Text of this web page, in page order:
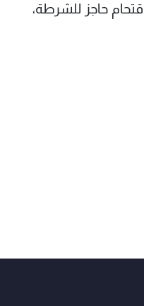
حاجز للشرطة،